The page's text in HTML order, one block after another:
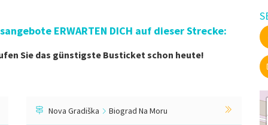
ERWARTEN DICH auf dieser Strecke:
Sie das günstigste Busticket schon heute!
Nova Gradiška Biograd Na Moru